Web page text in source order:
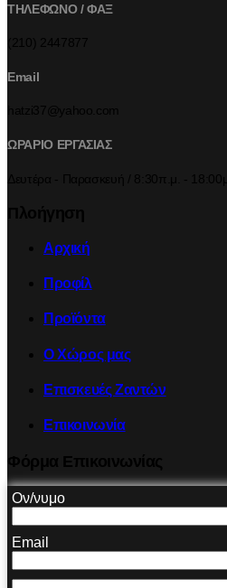
ΤΗΛΕΦΩΝΟ / ΦΑΞ
Email
ΩΡΑΡΙΟ ΕΡΓΑΣΙΑΣ
Αρχική
Προφίλ
Προϊόντα
Ο Χώρος μας
Επισκευές Ζαντών
Επικοινωνία
Ον/νυμο
Email